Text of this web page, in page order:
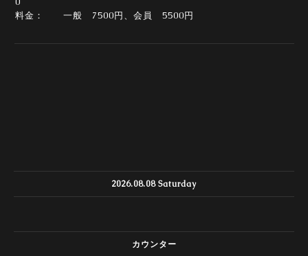
料金： 一般 7500円、会員 5500円
2026.08.08 Saturday
カウンター